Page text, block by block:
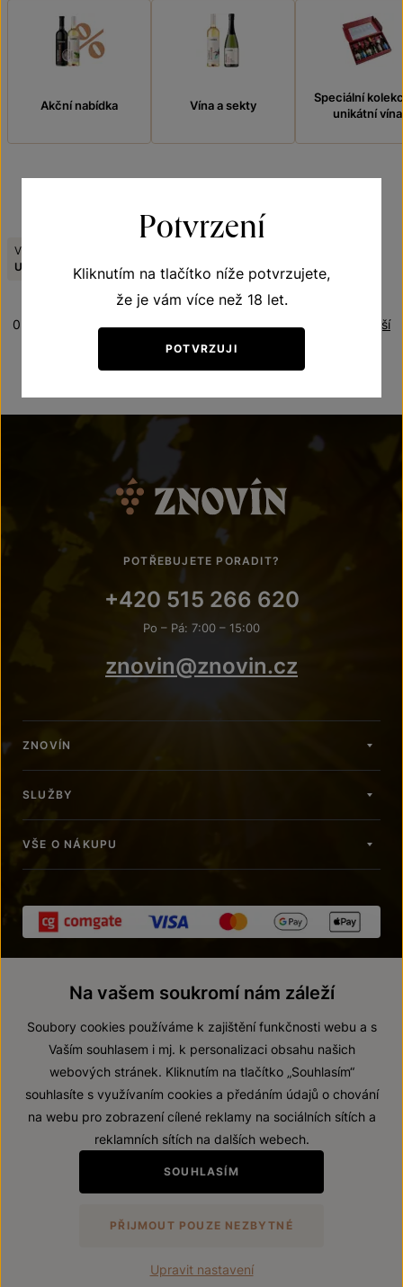
Akční nabídka Vína a sekty
Speciální
unikátní vína
Viniční trať:
U sv. Urbana
Frizzante
Nejnovější
Řazení:
0 produktů
POTŘEBUJETE PORADIT?
+420 515 266 620
Po – Pá: 7:00 – 15:00
znovin@znovin.cz
ZNOVÍN
SLUŽBY
VŠE O NÁKUPU
© 2026 ZNOVÍN ZNOJMO, a. s.
Prohlášení o přístupnosti
Zákaz prodeje alkoholických nápojů osobám mladším 18 let.
VytvořilwebProgress
Potvrzení
Kliknutím na tlačítko níže potvrzujete,
že je vám více než 18 let.
POTVRZUJI
Na vašem soukromí nám záleží
Soubory cookies používáme k zajištění funkčnosti webu a s
Vaším souhlasem i mj. k personalizaci obsahu našich
webových stránek. Kliknutím na tlačítko „Souhlasím“
souhlasíte s využívaním cookies a předáním údajů o chování
na webu pro zobrazení cílené reklamy na sociálních sítích a
reklamních sítích na dalších webech.
SOUHLASÍM
PŘIJMOUT POUZE NEZBYTNÉ
Upravit nastavení